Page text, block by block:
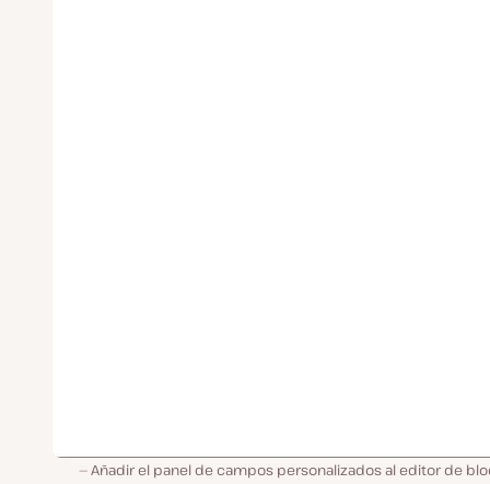
Añadir el panel de campos personalizados al editor de